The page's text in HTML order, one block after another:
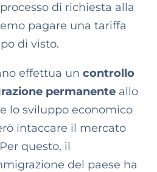
di richiesta alla
pagare una tariffa
di visto.
effettua uncontrollo
permanente allo
lo sviluppo economico
intaccare il mercato
questo, il
del paese ha